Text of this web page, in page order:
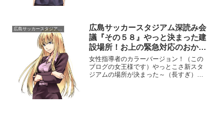
広島サッカースタジアム深読み会
議『その５８』やっと決まった建
設場所！お上の緊急対応のおか
げ、『自立』にはほど遠いで～！
女性指導者のカラーバージョン！（この
ブログの女王様です）やっとこさ新スタ
ジアムの場所が決まった～（長すぎ）ま